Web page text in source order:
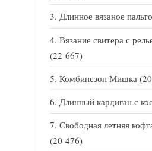
Длинное вязаное пальто
Вязание свитера с
(22 667)
Комбинезон Мишка
Длинный кардиган с
Свободная летняя
(20 476)